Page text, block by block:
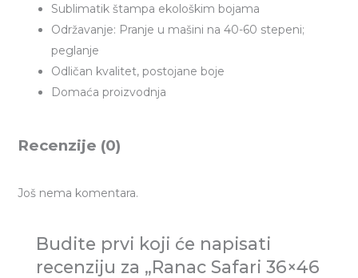
Sublimatik štampa ekološkim bojama
Održavanje: Pranje u mašini na 40-60 stepeni;
peglanje
Odličan kvalitet, postojane boje
Domaća proizvodnja
Recenzije (0)
Još nema komentara.
Budite prvi koji će napisati
recenziju za „Ranac Safari 36×46